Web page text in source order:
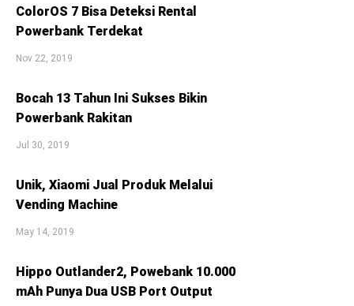
ColorOS 7 Bisa Deteksi Rental
Powerbank Terdekat
Nov 22, 2019
Bocah 13 Tahun Ini Sukses Bikin
Powerbank Rakitan
Jul 30, 2019
Unik, Xiaomi Jual Produk Melalui
Vending Machine
May 14, 2019
Hippo Outlander2, Powebank 10.000
mAh Punya Dua USB Port Output